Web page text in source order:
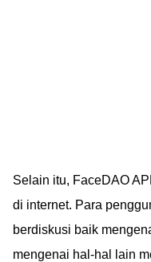
Selain itu, FaceDAO
di internet. Para
berdiskusi baik
mengenai hal-hal lain